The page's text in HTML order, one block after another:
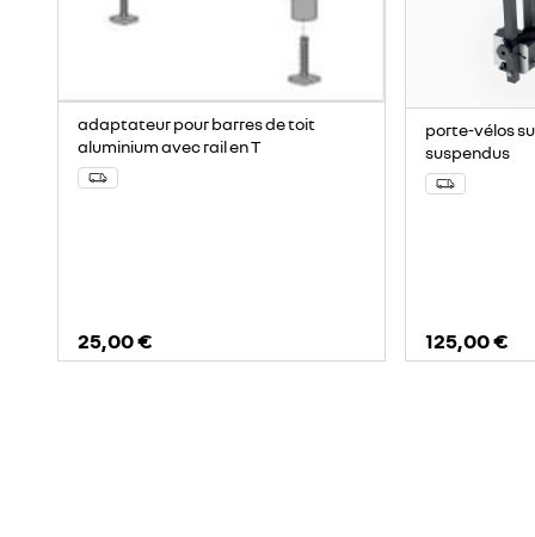
adaptateur pour barres de toit
aluminium avec rail en T
25,00 €
porte-vélos
suspendus
125,00 €